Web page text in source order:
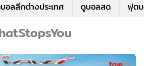
อลลีกต่างประเทศ ดูบอลสด ฟุต